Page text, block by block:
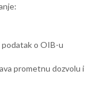
podatak o OIB-u
prometnu dozvolu i